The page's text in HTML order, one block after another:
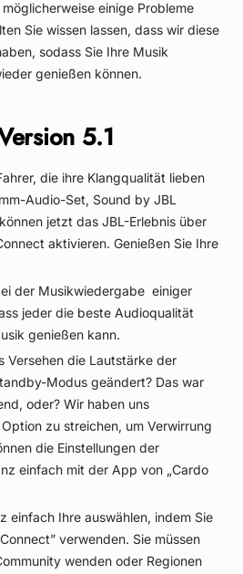
einige Probleme
Sie wissen lassen, dass wir diese
sodass Sie Ihre Musik
genießen können.
5.1
die ihre Klangqualität lieben
Audio-Set, Sound by JBL
jetzt das JBL-Erlebnis über
aktivieren. Genießen Sie Ihre
der Musikwiedergabe einiger
jeder die beste Audioqualität
genießen kann.
Versehen die Lautstärke der
Modus geändert? Das war
oder? Wir haben uns
zu streichen, um Verwirrung
die Einstellungen der
einfach mit der App von „Cardo
einfach Ihre auswählen, indem Sie
verwenden. Sie müssen
wenden oder Regionen